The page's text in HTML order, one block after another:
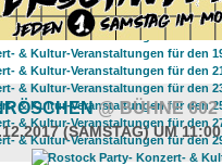
@ BÜHNE
(SAMSTAG) UM